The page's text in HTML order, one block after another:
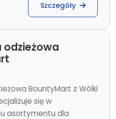
Szczegóły
odzieżowa
BountyMart z Wólki
się w
asortymentu dla